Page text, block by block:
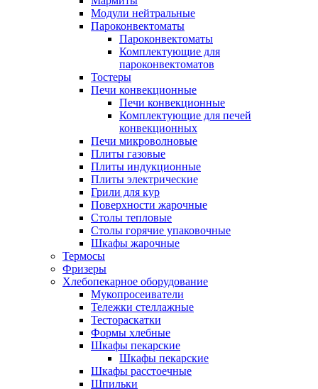
Модули нейтральные
Пароконвектоматы
Пароконвектоматы
Комплектующие для
пароконвектоматов
Тостеры
Печи конвекционные
Печи конвекционные
Комплектующие для печей
конвекционных
Печи микроволновые
Плиты газовые
Плиты индукционные
Плиты электрические
Грили для кур
Поверхности жарочные
Столы тепловые
Столы горячие упаковочные
Шкафы жарочные
Термосы
Фризеры
Хлебопекарное оборудование
Мукопросеиватели
Тележки стеллажные
Тестораскатки
Формы хлебные
Шкафы пекарские
Шкафы пекарские
Шкафы расстоечные
Шпильки